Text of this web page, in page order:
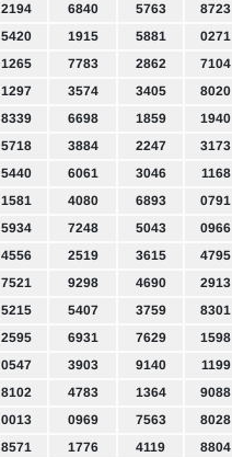
2194 6840 5763 8723
5420 1915 5881 0271
1265 7783 2862 7104
1297 3574 3405 8020
8339 6698 1859 1940
5718 3884 2247 3173
5440 6061 3046 1168
1581 4080 6893 0791
5934 7248 5043 0966
4556 2519 3615 4795
7521 9298 4690 2913
5215 5407 3759 8301
2595 6931 7629 1598
0547 3903 9140 1199
8102 4783 1364 9088
0013 0969 7563 8028
8571 1776 4119 8804